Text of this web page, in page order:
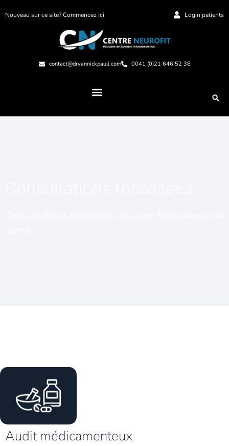
Nouveau sur ce site? Commencez ici Login patients
contact@dryannickpauli.com 0041 (0)21 646 52 38
Audit médicamenteux